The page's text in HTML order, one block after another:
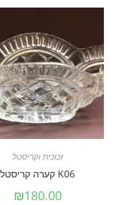
זכוכית וקריסטל
K06 קערה קריסטל
₪180.00